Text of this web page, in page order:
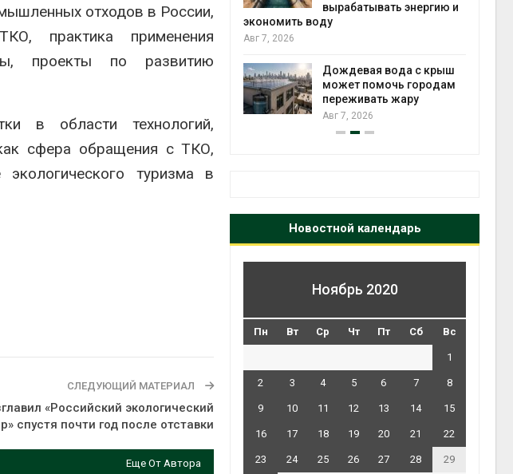
отходов в России,
практика применения
проекты по развитию
в области технологий,
сфера обращения с ТКО,
туризма в
СЛЕДУЮЩИЙ МАТЕРИАЛ
«Российский экологический
спустя почти год после отставки
Еще От Автора
В Индии проект дата-
столкнулся с протестами
из-за воды и близости
заповедника
вырабатывать энергию и
экономить воду
Авг 7, 2026
Дождевая вода с крыш
может помочь городам
переживать жару
Авг 7, 2026
Новостной календарь
Ноябрь 2020
Пн Вт Ср Чт Пт Сб Вс
1
2 3 4 5 6 7 8
9 10 11 12 13 14 15
16 17 18 19 20 21 22
23 24 25 26 27 28 29